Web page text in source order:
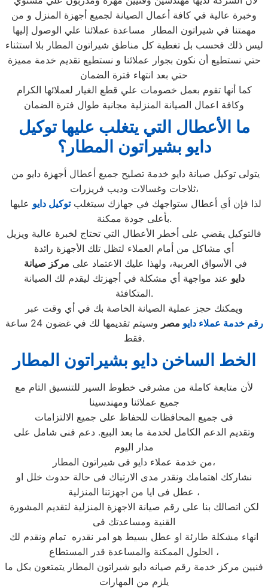
وخبرة عالية في كافة أعمال الصيانة لجميع أجهزة المنزل و من
مهمتنا في شيراتون المطار مساعدة عملائنا علي الوصول إليها
ليس ذلك فحسب بل تغطية كل مناطق شيراتون المطار بلا استثناء
حتي نستطيع أن نكون بجوار عملائنا و نستطيع تقديم خدمة مميزة
حتي بعد انتهاء فترة الضمان
كما أنها تقوم بعمل خصومات علي قطع الغيار لعملائها الكرام
وكافة اعمال الصيانة المنزلية مجانية طوال فترة الضمان
ما الأعطال التي يتغلب عليها توكيل
دايو بشيراتون المطار ؟
ثلاجات وغسالات وديب فريزرات،
لذا فإن أي أعطال ستواجهك في جهازك سيتغلبتوكيل دايو عليها
بأعلى جودة ممكنة.
فالتوكيل يقضي على أخطر الأعطال التي تحتاج لخبرة عالية ويزيل
أي مشاكل من أمام العملاء لتظل تلك الأجهزة رائدة
في الأسواق العربية، ولهذا عليك الاعتماد على مركز صيانة
دايو عند مواجهة أي مشكلة في أجهزتك ليقدم لك الصيانة
المتكافئة.
ويمكنك حجز عملية الصيانة الخاصة بك في أي وقت عبر
رقمخدمة عملاء دايو مصر
وسيتم تقديمها لك في غضون 24 ساعة
فقط.
الخط الساخن دايو بشيراتون المطار
لأن متابعة كاملة من مشرفى خطوط السير للتنسيق التام مع
جميع عملائنا ومهندسينا
فى جميع المحافظات للحفاظ على جميع الالتزامات
وتقديم الدعم الكامل لخدمة ما بعد البيع. دعم فنى شامل على
مدار اليوم
من خدمة عملاء دايو فى شيراتون المطار،
نشاركك اهتمامك ونقدر مدى الارتباك فى حالة حدوث خلل او
عطل فى ايا من اجهزتنا المنزلية ،
لكن اتصالك بنا على رقم صيانة الاجهزة المنزلية لتقديم المشورة
القنية ومساعدتك فى
انهاء مشكلة طارئة او عطل بسيط هو امر نقدره تمام ونقدم لك
الحلول الممكنة والمساعدة قدر المستطاع ،
فنيين مركز خدمة رقم صيانه دايو شيراتون المطار يتمتعون بكل ما
يلزم من المهارات